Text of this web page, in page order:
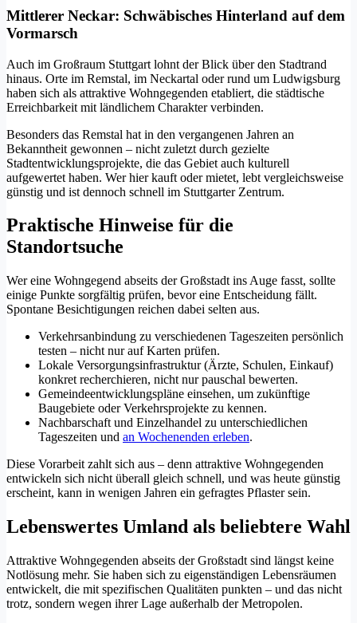
Mittlerer Neckar: Schwäbisches Hinterland auf dem
Vormarsch
Auch im Großraum Stuttgart lohnt der Blick über den Stadtrand
hinaus. Orte im Remstal, im Neckartal oder rund um Ludwigsburg
haben sich als attraktive Wohngegenden etabliert, die städtische
Erreichbarkeit mit ländlichem Charakter verbinden.
Besonders das Remstal hat in den vergangenen Jahren an
Bekanntheit gewonnen – nicht zuletzt durch gezielte
Stadtentwicklungsprojekte, die das Gebiet auch kulturell
aufgewertet haben. Wer hier kauft oder mietet, lebt vergleichsweise
günstig und ist dennoch schnell im Stuttgarter Zentrum.
Praktische Hinweise für die
Standortsuche
Wer eine Wohngegend abseits der Großstadt ins Auge fasst, sollte
einige Punkte sorgfältig prüfen, bevor eine Entscheidung fällt.
Spontane Besichtigungen reichen dabei selten aus.
Verkehrsanbindung zu verschiedenen Tageszeiten persönlich
testen – nicht nur auf Karten prüfen.
Lokale Versorgungsinfrastruktur (Ärzte, Schulen, Einkauf)
konkret recherchieren, nicht nur pauschal bewerten.
Gemeindeentwicklungspläne einsehen, um zukünftige
Baugebiete oder Verkehrsprojekte zu kennen.
Nachbarschaft und Einzelhandel zu unterschiedlichen
Tageszeiten und an Wochenenden erleben.
Diese Vorarbeit zahlt sich aus – denn attraktive Wohngegenden
entwickeln sich nicht überall gleich schnell, und was heute günstig
erscheint, kann in wenigen Jahren ein gefragtes Pflaster sein.
Lebenswertes Umland als beliebtere Wahl
Attraktive Wohngegenden abseits der Großstadt sind längst keine
Notlösung mehr. Sie haben sich zu eigenständigen Lebensräumen
entwickelt, die mit spezifischen Qualitäten punkten – und das nicht
trotz, sondern wegen ihrer Lage außerhalb der Metropolen.